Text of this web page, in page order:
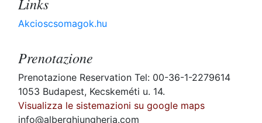
Akcioscsomagok.hu
Prenotazione
Prenotazione Reservation Tel: 00-36-1-2279614
1053 Budapest, Kecskeméti u. 14.
Visualizza le sistemazioni su google maps
info@alberghiungheria.com